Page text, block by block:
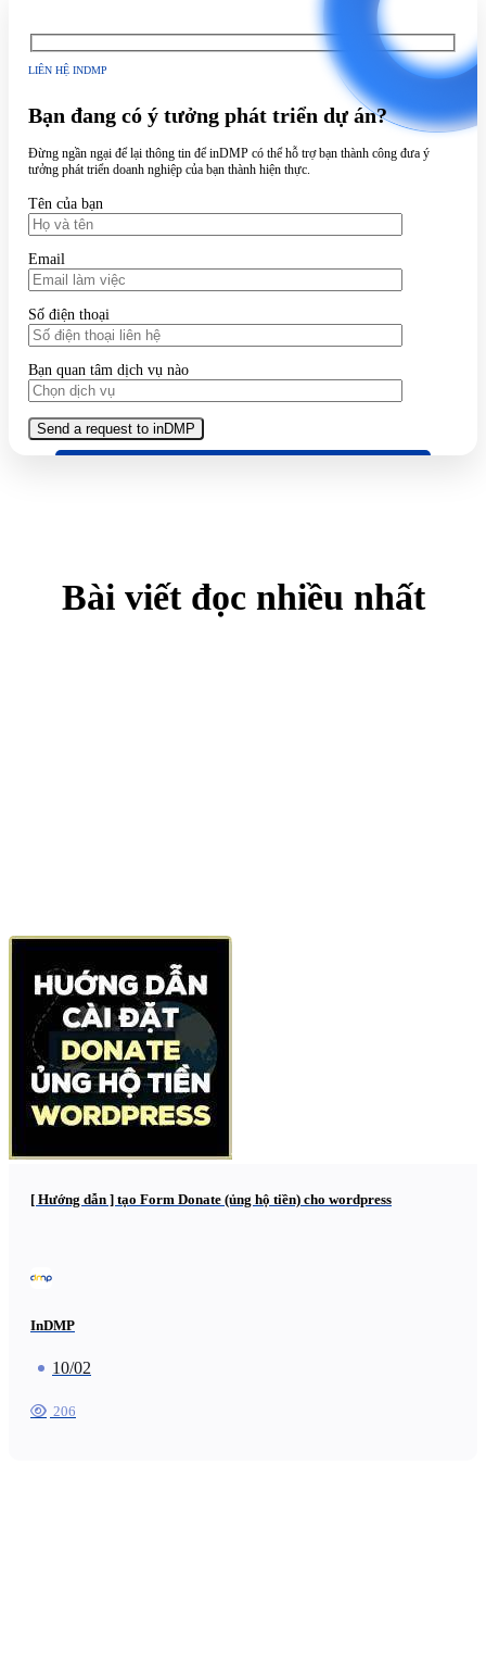
LIÊN HỆ INDMP
Bạn đang có ý tưởng phát triển dự án?
Đừng ngần ngại để lại thông tin để inDMP có thể hỗ trợ bạn thành công đưa ý
tưởng phát triển doanh nghiệp của bạn thành hiện thực.
Tên của bạn
Email
Số điện thoại
Bạn quan tâm dịch vụ nào
Bài viết đọc nhiều nhất
[ Hướng dẫn ] tạo Form Donate (ủng hộ tiền) cho wordpress
InDMP
10/02
206